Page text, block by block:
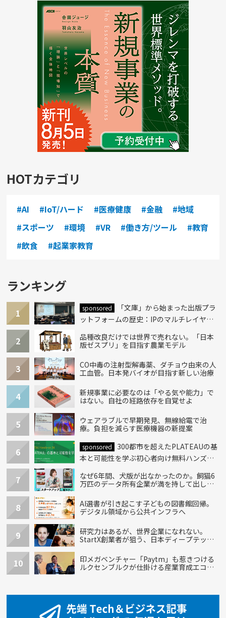
HOTカテゴリ
#AI #IoT/ハード #医療健康 #金融
#地域
#スポーツ
#環境 #VR #働き方/ツール
#教育
#飲食
#起業家教育
ランキング
1 sponsored
「文庫」から始まった出版プラ
ットフォームの歴史：IPのマルチレイヤー
2
品種改良だけでは世界で売れない。「日本
版ゼスプリ」を目指す農業モデル
3
CO中毒の注射型解毒薬、ダチョウ由来の人
工血管。日本発バイオが目指す新しい治療
4
新規事業に必要なのは「やる気や能力」で
はない。自社の経路依存を自覚せよ
5
ウェアラブルで早期発見、無線給電で治
療。負担を減らす医療機器の新提案
6 sponsored
300都市を超えたPLATEAUの基
本と可能性を学ぶ初心者向け無料ハンズオ
7
なぜ6年間、犬版が出なかったのか。飼猫6
万匹のデータ所有企業が満を持して出し
8
AI選書が引き起こす子どもの図書館回帰。
デジタル領域から公共インフラへ
9
研究力はあるが、世界企業になれない。
StartX創業者が狙う、日本ディープテック
10
印メガベンチャー「Paytm」も惹きつける
ルクセンブルクが仕掛ける産業育成エコシ